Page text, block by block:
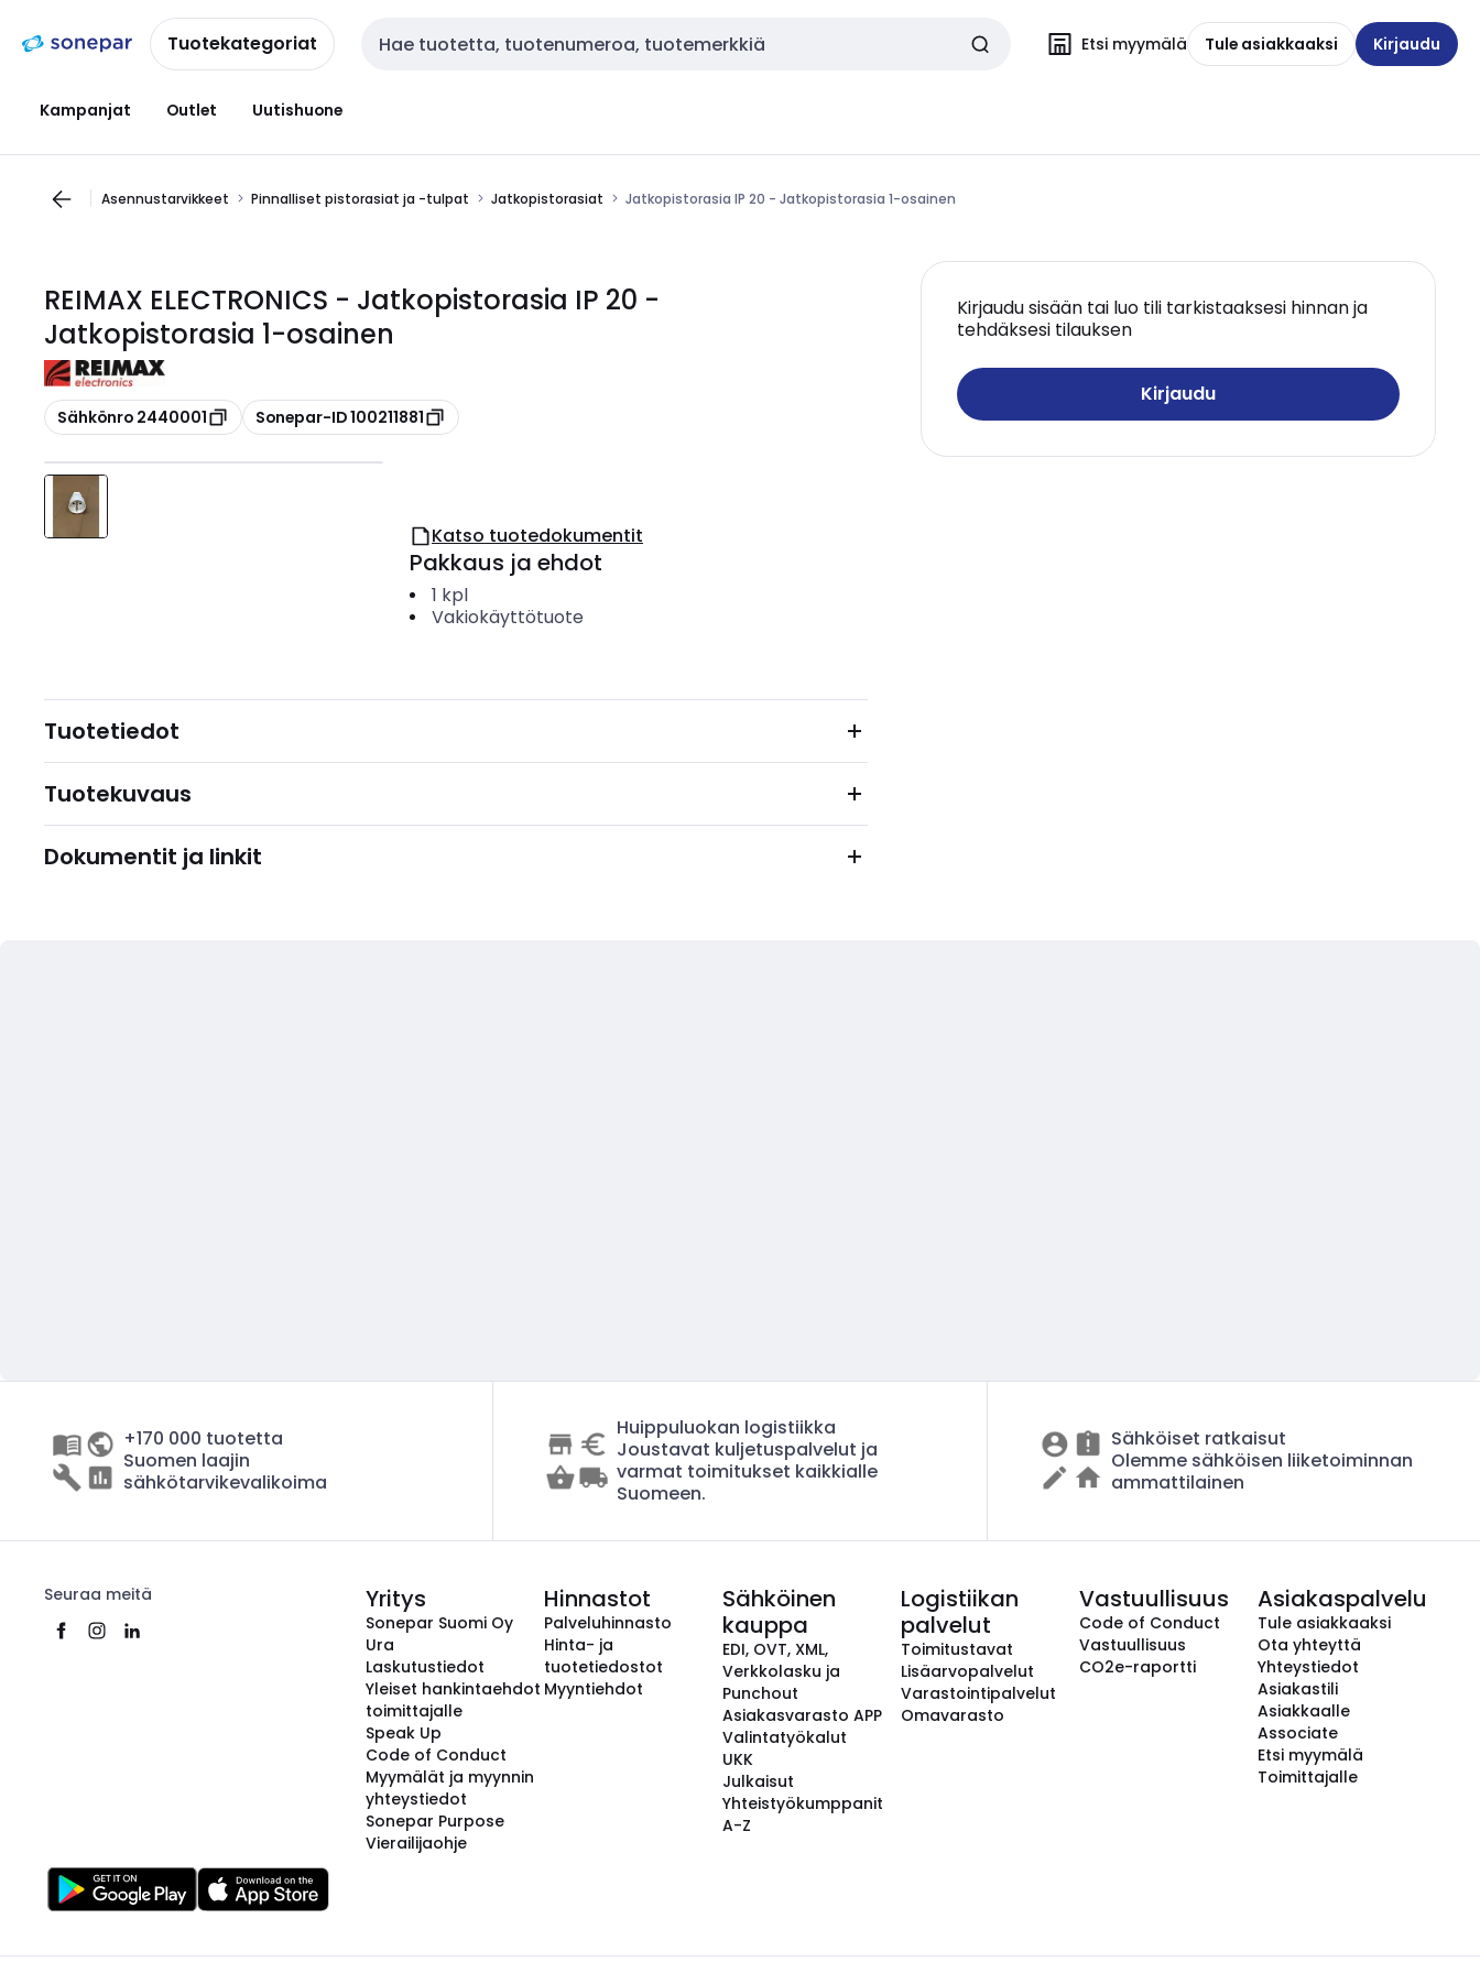
navigointiinsisältöönTuotekategoriat Haku Etsi myymälä Tule asiakkaaksi Kirjaudu
Kampanjat Outlet Uutishuone
Asennustarvikkeet Pinnalliset pistorasiat ja -tulpat Jatkopistorasiat Jatkopistorasia IP 20 - Jatkopistorasia 1-osainen
REIMAX ELECTRONICS - Jatkopistorasia IP 20 -
Jatkopistorasia 1-osainen
Kopioi
Sähkönro 2440001 Kopioi
Sonepar-ID 100211881
Kirjaudu sisään tai luo tili tarkistaaksesi hinnan ja
tehdäksesi tilauksen
Kirjaudu
Katso tuotedokumentit
Pakkaus ja ehdot
1 kpl
Vakiokäyttötuote
Tuotetiedot
Tuotekuvaus
Dokumentit ja linkit
+170 000 tuotetta
Suomen laajin
sähkötarvikevalikoima
Huippuluokan logistiikka
Joustavat kuljetuspalvelut ja
varmat toimitukset kaikkialle
Suomeen.
Sähköiset ratkaisut
Olemme sähköisen liiketoiminnan
ammattilainen
Seuraa meitä Yritys
Sonepar Suomi Oy
Ura
Laskutustiedot
Yleiset hankintaehdot
toimittajalle
Speak Up
Code of Conduct
Myymälät ja myynnin
yhteystiedot
Sonepar Purpose
Vierailijaohje
Hinnastot
Palveluhinnasto
Hinta- ja
tuotetiedostot
Myyntiehdot
Sähköinen
kauppa
EDI, OVT, XML,
Verkkolasku ja
Punchout
Asiakasvarasto APP
Valintatyökalut
UKK
Julkaisut
Yhteistyökumppanit
A-Z
Logistiikan
palvelut
Toimitustavat
Lisäarvopalvelut
Varastointipalvelut
Omavarasto
Vastuullisuus
Code of Conduct
Vastuullisuus
CO2e-raportti
Asiakaspalvelu
Tule asiakkaaksi
Ota yhteyttä
Yhteystiedot
Asiakastili
Asiakkaalle
Associate
Etsi myymälä
Toimittajalle